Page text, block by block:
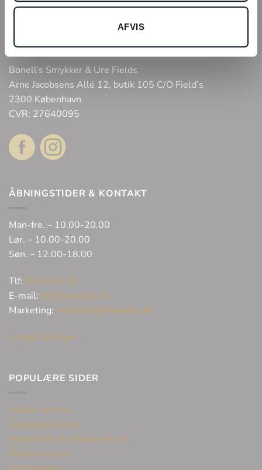
AFVIS
Tilmeld kundeklub
Webshop
Bonell’s Smykker & Ure Fields
Arne Jacobsens Allé 12, butik 105 C/O Field’s
2300 København
CVR: 27640095
ÅBNINGSTIDER & KONTAKT
Man-fre. – 10.00-20.00
Lør. – 10.00-20.00
Søn. – 12.00-18.00
Tlf: 32 62 06 45
E-mail: info@bonells.dk
Marketing: marketing@bonells.dk
Ledige stillinger
POPULÆRE SIDER
Huller i ørerne
Sælg guld & sølv
Reparation af smykker & ure
Eksklusive ure